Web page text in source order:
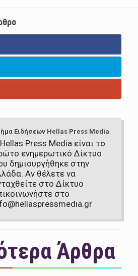
Ειδήσεων Hellas Press Media
Press Media είναι το
ενημερωτικό Δίκτυο
δημιουργήθηκε στην
Αν θέλετε να
στο Δίκτυο
στο
Άρθρα